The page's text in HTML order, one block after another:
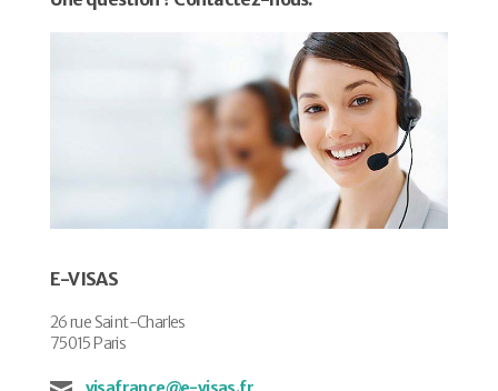
E-VISAS
26 rue Saint-Charles
75015 Paris